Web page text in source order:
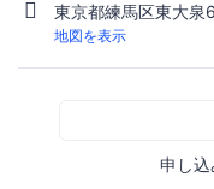
東京都練馬区東大
地図を表示
申し込